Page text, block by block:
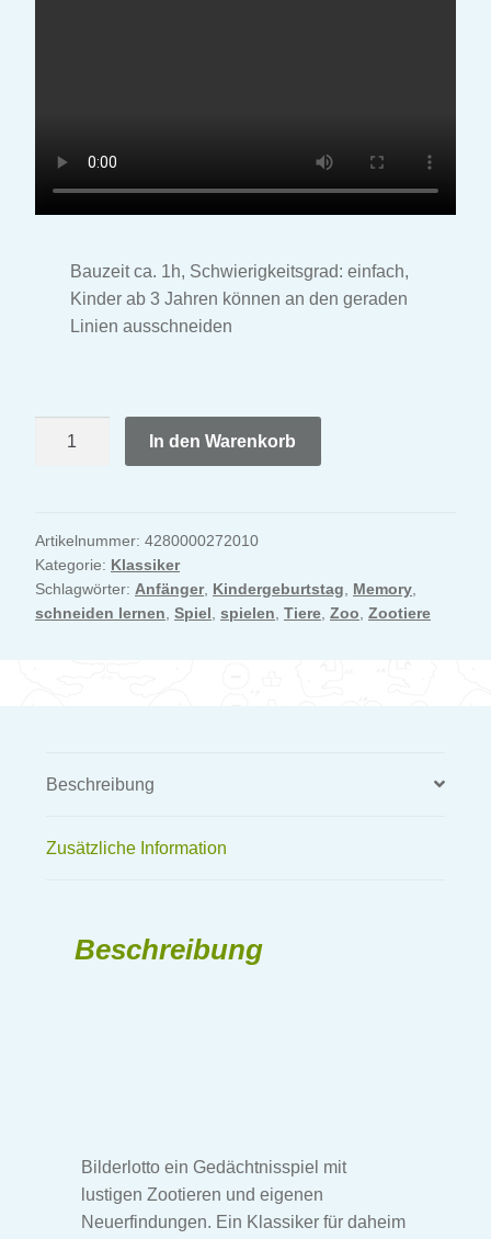
Bauzeit ca. 1h, Schwierigkeitsgrad: einfach,
Kinder ab 3 Jahren können an den geraden
Linien ausschneiden
Bastelbogen
Bilderlotto
Menge
In den Warenkorb
Artikelnummer: 4280000272010
Kategorie: Klassiker
Schlagwörter: Anfänger, Kindergeburtstag Memory
schneiden lernen Spiel spielen Tiere Zoo Zootiere
Beschreibung
Zusätzliche Information
Beschreibung
Bilderlotto ein Gedächtnisspiel mit
lustigen Zootieren und eigenen
Neuerfindungen. Ein Klassiker für daheim